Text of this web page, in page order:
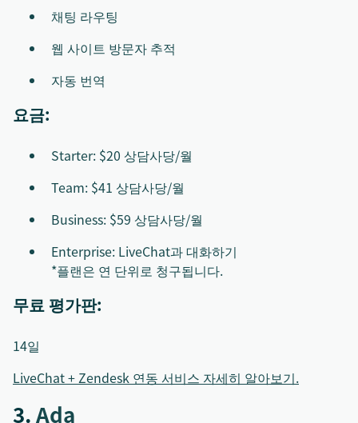
채팅 라우팅
웹 사이트 방문자 추적
자동 번역
요금:
Starter: $20 상담사당/월
Team: $41 상담사당/월
Business: $59 상담사당/월
Enterprise: LiveChat과 대화하기
*플랜은 연 단위로 청구됩니다.
무료 평가판:
14일
LiveChat + Zendesk 연동 서비스 자세히 알아보기.
3.Ada